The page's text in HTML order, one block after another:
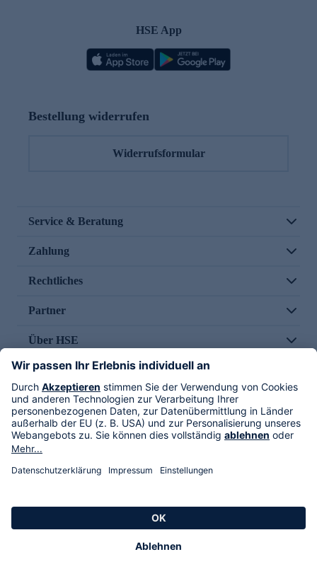
HSE App
Bestellung widerrufen
Widerrufsformular
Service & Beratung
Zahlung
Rechtliches
Partner
Über HSE
Im TV
HSE International